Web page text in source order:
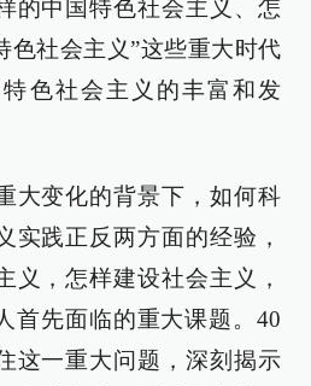
的中国特色社会主义、怎
色社会主义”这些重大时代
色社会主义的丰富和发
大变化的背景下，如何科
实践正反两方面的经验，
义，怎样建设社会主义，
首先面临的重大课题。40
这一重大问题，深刻揭示